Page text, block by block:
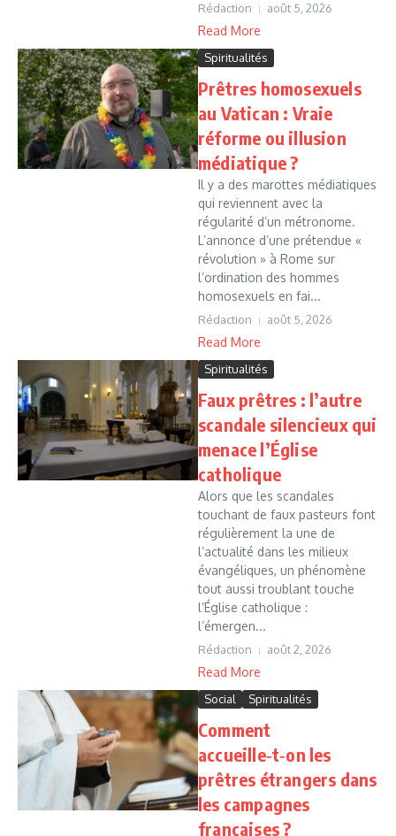
Rédaction août 5, 2026
Read More
Spiritualités
Prêtres homosexuels
au Vatican : Vraie
réforme ou illusion
médiatique ?
Il y a des marottes médiatiques
qui reviennent avec la
régularité d’un métronome.
L’annonce d’une prétendue «
révolution » à Rome sur
l’ordination des hommes
homosexuels en fai...
Rédaction août 5, 2026
Read More
Spiritualités
Faux prêtres : l’autre
scandale silencieux qui
menace l’Église
catholique
Alors que les scandales
touchant de faux pasteurs font
régulièrement la une de
l’actualité dans les milieux
évangéliques, un phénomène
tout aussi troublant touche
l’Église catholique :
l’émergen...
Rédaction août 2, 2026
Read More
Social Spiritualités
Comment
accueille‑t‑on les
prêtres étrangers dans
les campagnes
françaises ?